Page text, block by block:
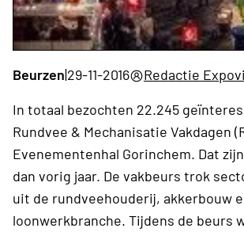
Beurzen|29-11-2016 Redactie
In totaal bezochten 22.245
Rundvee & Mechanisatie Vakdagen
Evenementenhal Gorinchem. Dat
dan vorig jaar. De vakbeurs trok
uit de rundveehouderij, akkerbouw
loonwerkbranche. Tijdens de beurs